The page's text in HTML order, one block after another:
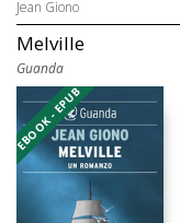
Jean Giono
Melville
Guanda
EBOOK - EPUB